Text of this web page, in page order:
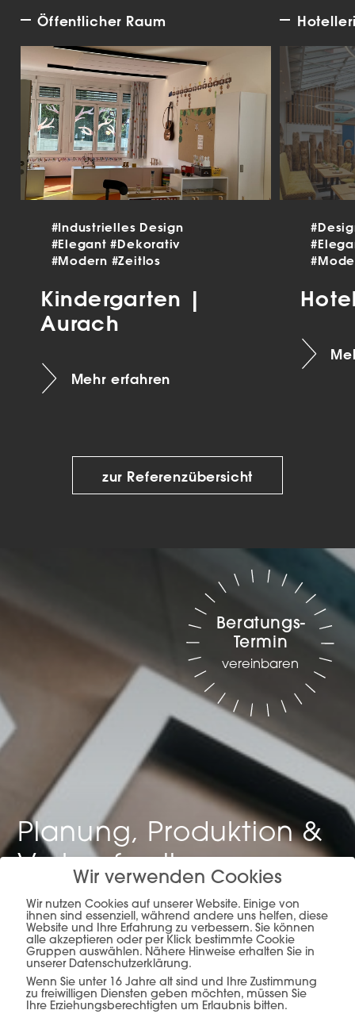
Öffentlicher Raum
#Industrielles Design
#Elegant#Dekorativ
#Modern #Zeitlos
Kindergarten |
Aurach
Mehr erfahren
zur Referenzübersicht
Planung, Produktion &
Verkauf –alles aus
einer Hand.
mehr erfahren
Beratungs-
Termin
vereinbaren
Wir verwenden Cookies
Wir nutzen Cookies auf unserer Website. Einige von
ihnen sind essenziell, während andere uns helfen, diese
Website und Ihre Erfahrung zu verbessern. Sie können
alle akzeptieren oder per Klick bestimmte Cookie
Gruppen auswählen. Nähere Hinweise erhalten Sie in
unserer Datenschutzerklärung.
Wenn Sie unter 16 Jahre alt sind und Ihre Zustimmung
zu freiwilligen Diensten geben möchten, müssen Sie
Ihre Erziehungsberechtigten um Erlaubnis bitten.